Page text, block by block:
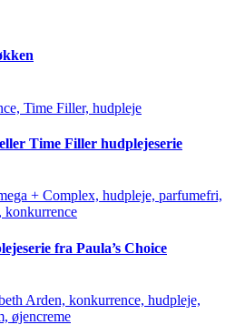
Time Filler hudplejeserie
fra Paula’s Choice